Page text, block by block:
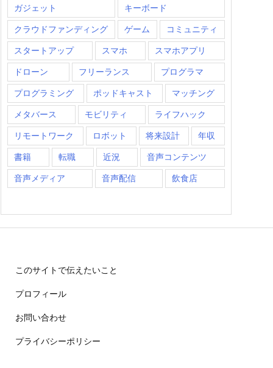
ガジェット キーボード
クラウドファンディング ゲーム コミュニティ
スタートアップ スマホ スマホアプリ
ドローン フリーランス プログラマ
プログラミング ポッドキャスト マッチング
メタバース モビリティ ライフハック
リモートワーク ロボット 将来設計 年収
書籍 転職 近況 音声コンテンツ
音声メディア 音声配信 飲食店
このサイトで伝えたいこと
プロフィール
お問い合わせ
プライバシーポリシー